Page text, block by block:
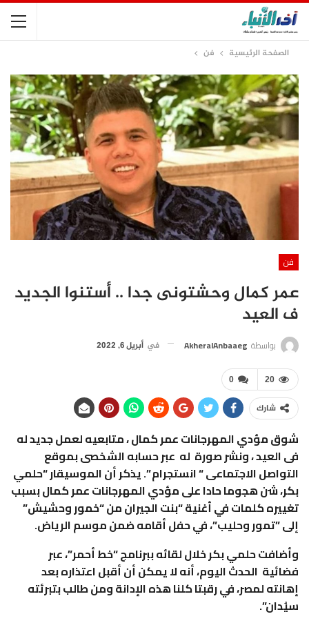
الصفحة الرئيسية فن
فن
عمر كمال وحشتونى جدا .. أستنوا الجديد
ف العيد
بواسطة AkheralAnbaaeg في أبريل 6, 2022
0 20
شارك
شوق مؤدي المهرجانات عمر كمال ، متابعيه لعمل جديد له
فى العيد ، ونشر صورة له عبر حسابه الشخصى بموقع
التواصل الاجتماعى “ انستجرام ”. يذكر أن الموسيقار “حلمي
بكر، شن هجوما حادا على مؤدي المهرجانات عمر كمال بسبب
تغييره كلمات في أغنية “بنت الجيران من “خمور وحشيش”
إلى ”تمور وحليب”، في حفل أقامه ضمن موسم الرياض.
وأضافت حلمي بكر خلال لقائه ببرنامج “خط أحمر”، عبر
فضائية الحدث اليوم، أنه لا يمكن أن أقبل اعتذاره بعد
إهانته لمصر، في رقبتا كلنا هذه الإدانة ومن طالب بتبرئته
سيُدان”.